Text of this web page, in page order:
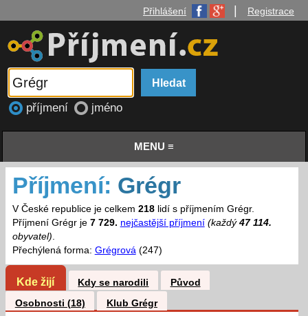
Přihlášení Registrace
příjmení jméno
MENU ≡
Příjmení: Grégr
V České republice je celkem 218lidí s příjmením Grégr.
Příjmení Grégr je 7 729. nejčastější příjmení (každý 47 114.
obyvatel).
Přechýlená forma: Grégrová(247)
Kde žijí Kdy se narodili
Původ
Osobnosti (18)
Klub Grégr